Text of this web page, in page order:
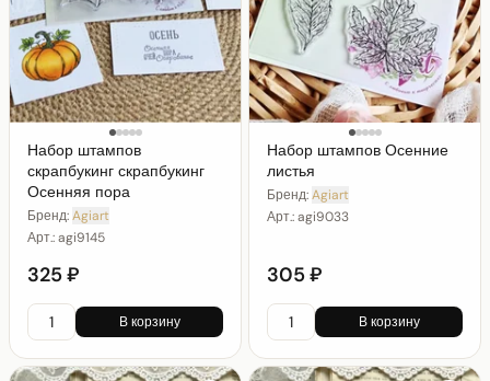
Набор штампов
скрапбукинг скрапбукинг
Осенняя пора
Бренд:Agiart
Арт.:agi9145
325 ₽
В корзину
Набор штампов Осенние
листья
Бренд:Agiart
Арт.:agi9033
305 ₽
В корзину